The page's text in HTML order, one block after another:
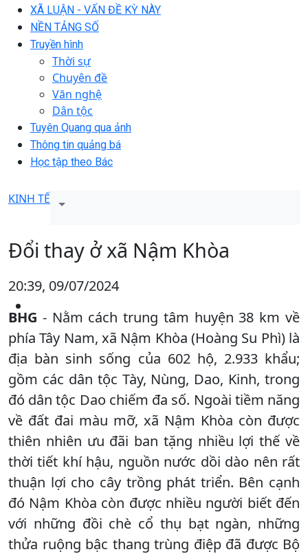
XÃ LUẬN - VẤN ĐỀ KỲ NÀY
NỀN TẢNG SỐ
Truyền hình
Thời sự
Chuyên đề
Văn nghệ
Dân tộc
Tuyên Quang qua ảnh
Thông tin quảng bá
Học tập theo Bác
KINH TẾ
Đổi thay ở xã Nậm Khòa
20:39, 09/07/2024
BHG - Nằm cách trung tâm huyện 38 km về
phía Tây Nam, xã Nậm Khòa (Hoàng Su Phì) là
địa bàn sinh sống của 602 hộ, 2.933 khẩu;
gồm các dân tộc Tày, Nùng, Dao, Kinh, trong
đó dân tộc Dao chiếm đa số. Ngoài tiềm năng
về đất đai màu mỡ, xã Nậm Khòa còn được
thiên nhiên ưu đãi ban tặng nhiều lợi thế về
thời tiết khí hậu, nguồn nước dồi dào nên rất
thuận lợi cho cây trồng phát triển. Bên cạnh
đó Nậm Khòa còn được nhiều người biết đến
với những đồi chè cổ thụ bạt ngàn, những
thửa ruộng bậc thang trùng điệp đã được Bộ